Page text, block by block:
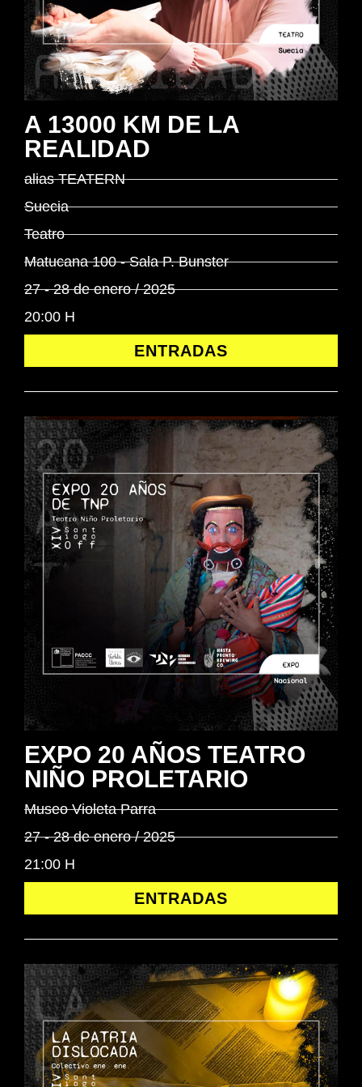
A 13000 KM DE LA
REALIDAD
alias TEATERN
Suecia
Teatro
Matucana 100 - Sala P. Bunster
27 - 28 de enero / 2025
20:00 H
ENTRADAS
EXPO 20 AÑOS TEATRO
NIÑO PROLETARIO
Museo Violeta Parra
27 - 28 de enero / 2025
21:00 H
ENTRADAS